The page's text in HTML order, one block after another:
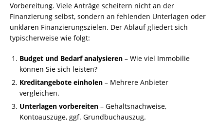
Vorbereitung. Viele Anträge scheitern nicht an der
Finanzierung selbst, sondern an fehlenden Unterlagen oder
unklaren Finanzierungszielen. Der Ablauf gliedert sich
typischerweise wie folgt:
Budget und Bedarf analysieren – Wie viel Immobilie
können Sie sich leisten?
Kreditangebote einholen – Mehrere Anbieter
vergleichen.
Unterlagen vorbereiten – Gehaltsnachweise,
Kontoauszüge, ggf. Grundbuchauszug.